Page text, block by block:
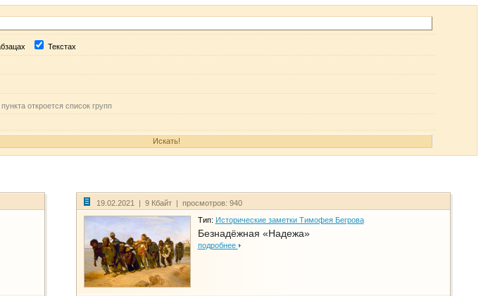
Текстах
откроется список групп
19.02.2021 | 9 Кбайт | просмотров: 940
Тип: Исторические заметки Тимофея Бегрова
Безнадёжная «Надежа»
подробнее